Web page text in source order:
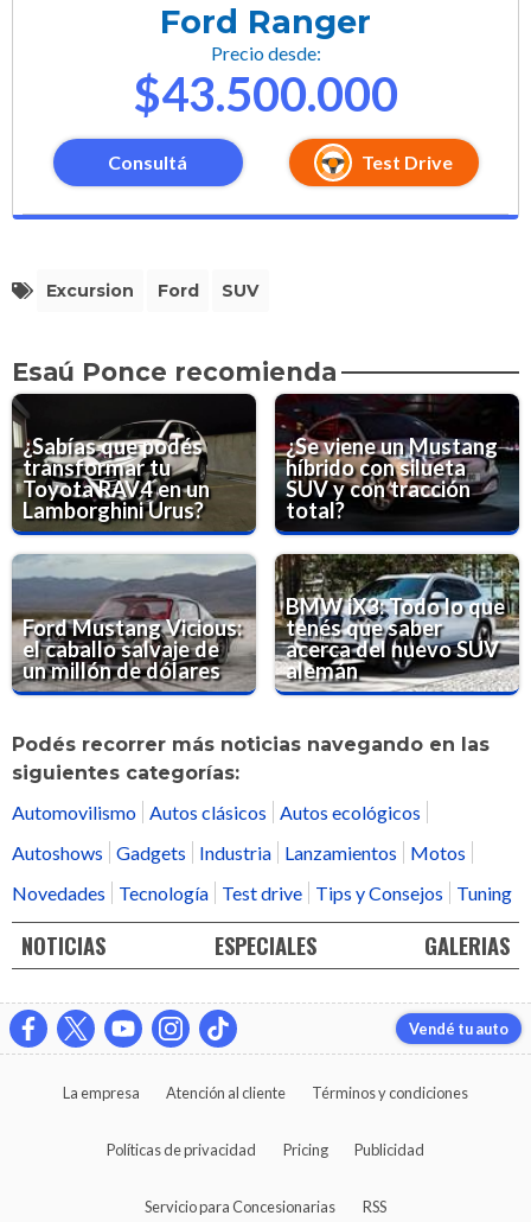
Ford Ranger
Precio desde:
$43.500.000
Consultá Test Drive
Excursion Ford SUV
Esaú Ponce recomienda
¿Sabías que podés
transformar tu
Toyota RAV4 en un
Lamborghini Urus?
¿Se viene un Mustang
híbrido con silueta
SUV y con tracción
total?
Ford Mustang Vicious:
el caballo salvaje de
un millón de dólares
BMW iX3: Todo lo que
tenés que saber
acerca del nuevo SUV
alemán
Podés recorrer más noticias navegando en las
siguientes categorías:
Automovilismo Autos clásicos
Autos ecológicos
Autoshows
Gadgets Industria Lanzamientos
Motos
Novedades
Tecnología Test drive Tips y Consejos Tuning
NOTICIAS ESPECIALES GALERIAS
Vendé tu auto
La empresa Atención al cliente Términos y condiciones
Políticas de privacidad Pricing Publicidad
Servicio para Concesionarias RSS